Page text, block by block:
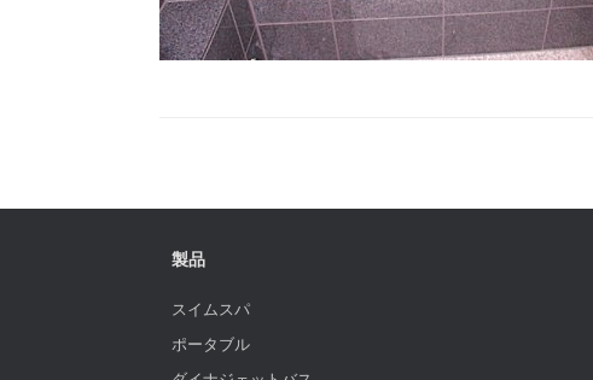
製品
スイムスパ
ポータブル